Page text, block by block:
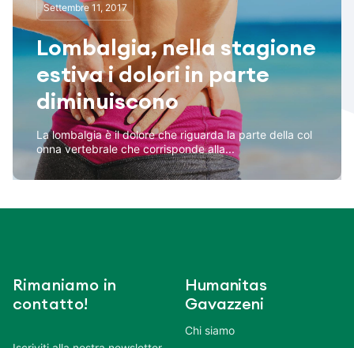
Settembre 11, 2017
Lombalgia, nella stagione
estiva i dolori in parte
diminuiscono
La lombalgia è il dolore che riguarda la parte della col
onna vertebrale che corrisponde alla...
Rimaniamo in
contatto!
Humanitas
Gavazzeni
Chi siamo